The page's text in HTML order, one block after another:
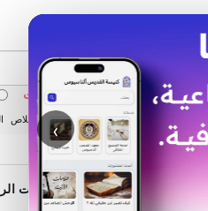
‹
بحث في الويبسايت
الأكثر بحثًا: خبزنا اليومي الخلاص
الرئيسية خدمات